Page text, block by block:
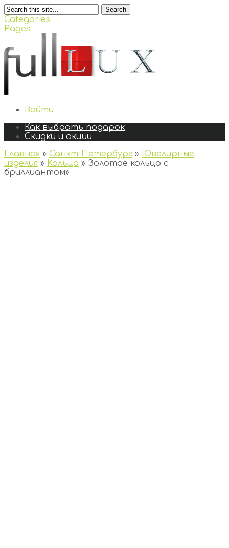
Search
Categories
Pages
Войти
Как выбрать подарок
Скидки и акции
Главная » Санкт-Петербург » Ювелирные
изделия » Кольца » Золотое кольцо с
бриллиантом»